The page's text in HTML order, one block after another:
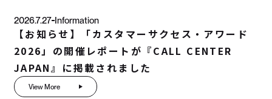
2026.7.27 Information
【お知らせ】「カスタマーサクセス・アワード
2026」の開催レポートが『CALL CENTER
JAPAN』に掲載されました
View More